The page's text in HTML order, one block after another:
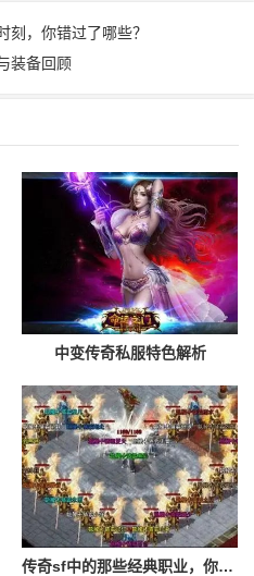
刻，你错过了哪些？
装备回顾
中变传奇私服特色解析
传奇sf中的那些经典职业，你最喜欢哪一个？